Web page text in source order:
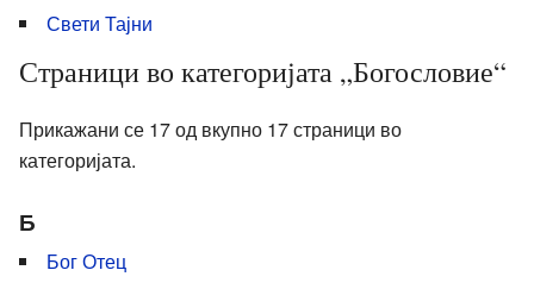
Свети Тајни
Страници во категоријата „Богословие“
Прикажани се 17 од вкупно 17 страници во
категоријата.
Б
Бог Отец